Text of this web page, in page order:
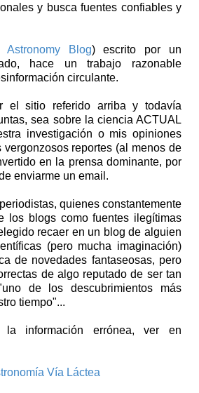
y busca fuentes confiables y
Astronomy Blog) escrito por un
hace un trabajo razonable
circulante.
el sitio referido arriba y todavía
sea sobre la ciencia ACTUAL
investigación o mis opiniones
reportes (al menos de
en la prensa dominante, por
enviarme un email.
quienes constantemente
los blogs como fuentes ilegítimas
recaer en un blog de alguien
(pero mucha imaginación)
de novedades fantaseosas, pero
de algo reputado de ser tan
de los descubrimientos más
tiempo"...
la información errónea, ver en
Vía Láctea